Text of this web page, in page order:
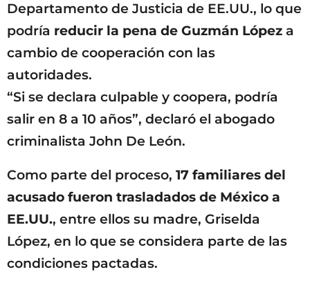
Departamento de Justicia de EE.UU., lo que
podría reducir la pena de Guzmán López a
cambio de cooperación con las
autoridades.
“Si se declara culpable y coopera, podría
salir en 8 a 10 años”, declaró el abogado
criminalista John De León.
Como parte del proceso, 17 familiares del
acusado fueron trasladados de México a
EE.UU., entre ellos su madre, Griselda
López, en lo que se considera parte de las
condiciones pactadas.